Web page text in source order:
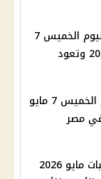
البنوك تغلق جميع فروعها اليوم الخميس 7
مايو بمناسبة عيد العمال 2026 وتعود
أسعار البنزين والسولار اليوم الخميس 7 مايو
المالية تعلن تبكير صرف مرتبات مايو 2026